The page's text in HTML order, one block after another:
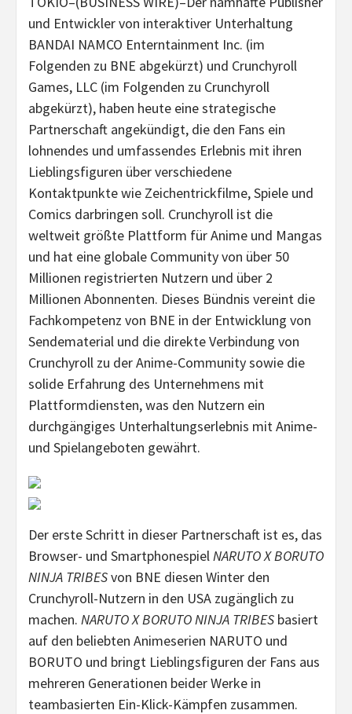
und Entwickler von interaktiver Unterhaltung
BANDAI NAMCO Enterntainment Inc. (im
Folgenden zu BNE abgekürzt) und Crunchyroll
Games, LLC (im Folgenden zu Crunchyroll
abgekürzt), haben heute eine strategische
Partnerschaft angekündigt, die den Fans ein
lohnendes und umfassendes Erlebnis mit ihren
Lieblingsfiguren über verschiedene
Kontaktpunkte wie Zeichentrickfilme, Spiele und
Comics darbringen soll. Crunchyroll ist die
weltweit größte Plattform für Anime und Mangas
und hat eine globale Community von über 50
Millionen registrierten Nutzern und über 2
Millionen Abonnenten. Dieses Bündnis vereint die
Fachkompetenz von BNE in der Entwicklung von
Sendematerial und die direkte Verbindung von
Crunchyroll zu der Anime-Community sowie die
solide Erfahrung des Unternehmens mit
Plattformdiensten, was den Nutzern ein
durchgängiges Unterhaltungserlebnis mit Anime-
und Spielangeboten gewährt.
Der erste Schritt in dieser Partnerschaft ist es, das
Browser- und SmartphonespielNARUTO X BORUTO
NINJA TRIBESvon BNE diesen Winter den
Crunchyroll-Nutzern in den USA zugänglich zu
machen. NARUTO X BORUTO NINJA TRIBES basiert
auf den beliebten Animeserien NARUTO und
BORUTO und bringt Lieblingsfiguren der Fans aus
mehreren Generationen beider Werke in
teambasierten Ein-Klick-Kämpfen zusammen.